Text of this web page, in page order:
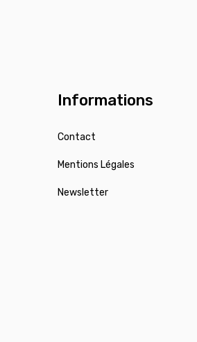
Informations
Contact
Mentions Légales
Newsletter